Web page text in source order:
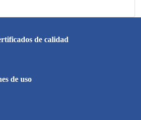
de calidad
de uso